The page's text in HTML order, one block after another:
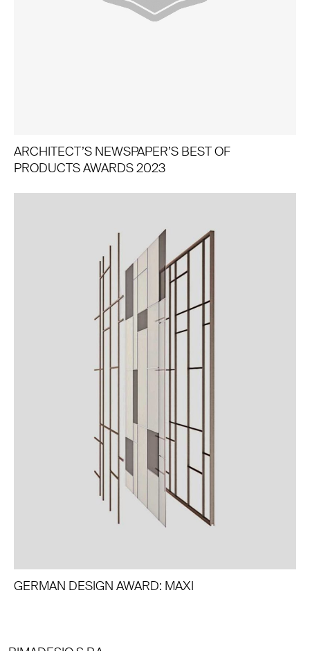
ARCHITECT’S NEWSPAPER’S BEST OF
PRODUCTS AWARDS 2023
GERMAN DESIGN AWARD: MAXI